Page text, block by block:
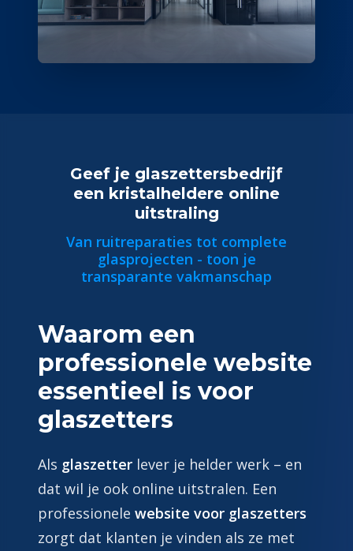
Geef je glaszettersbedrijf
een kristalheldere online
uitstraling
Van ruitreparaties tot complete
glasprojecten - toon je
transparante vakmanschap
Waarom een
professionele website
essentieel is voor
glaszetters
Als glaszetter lever je helder werk – en
dat wil je ook online uitstralen. Een
professionele website voor glaszetters
zorgt dat klanten je vinden als ze met